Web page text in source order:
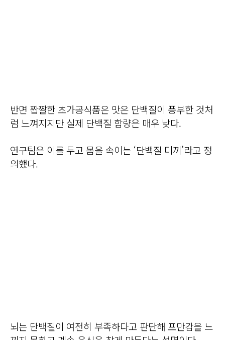
반면 짭짤한 초가공식품은 맛은 단백질이 풍부한 것처
럼 느껴지지만 실제 단백질 함량은 매우 낮다.
연구팀은 이를 두고 몸을 속이는 ‘단백질 미끼’라고 정
의했다.
뇌는 단백질이 여전히 부족하다고 판단해 포만감을 느